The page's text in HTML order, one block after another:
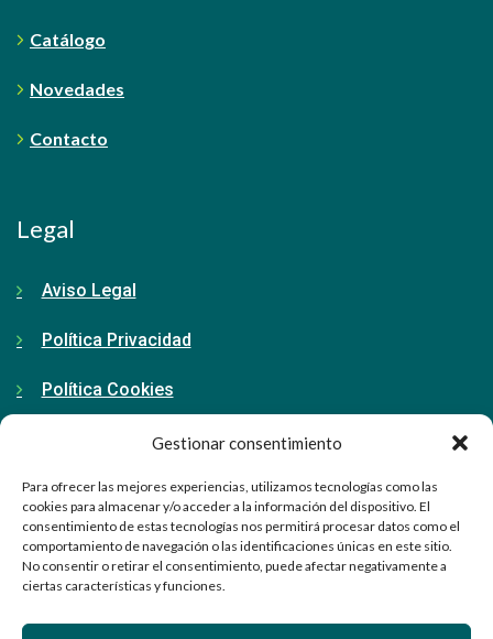
Gestionar consentimiento
Para ofrecer las mejores experiencias, utilizamos tecnologías como las
cookies para almacenar y/o acceder a la información del dispositivo. El
consentimiento de estas tecnologías nos permitirá procesar datos como el
comportamiento de navegación o las identificaciones únicas en este sitio.
No consentir o retirar el consentimiento, puede afectar negativamente a
ciertas características y funciones.
Catálogo
Novedades
Contacto
Legal
Aviso Legal
Política Privacidad
Política Cookies
Contacto
91 798 71 15
info@ellabrador.es